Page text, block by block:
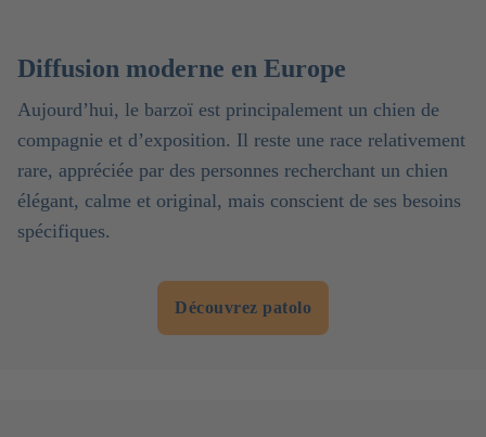
Diffusion moderne en Europe
Aujourd’hui, le barzoï est principalement un chien de
compagnie et d’exposition. Il reste une race relativement
rare, appréciée par des personnes recherchant un chien
élégant, calme et original, mais conscient de ses besoins
spécifiques.
Découvrez patolo